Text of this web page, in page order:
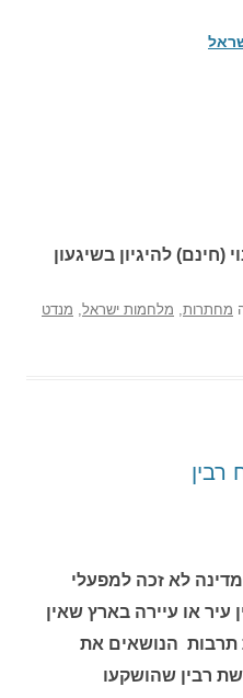
(חינם) להיגיון בשיגעון
מחתרות, מלחמות ישראל, מנדט
לא זכה למפעלי
עיר או עיירה בארץ שאין
תרבות הנושאים את
רבין שהושקעו